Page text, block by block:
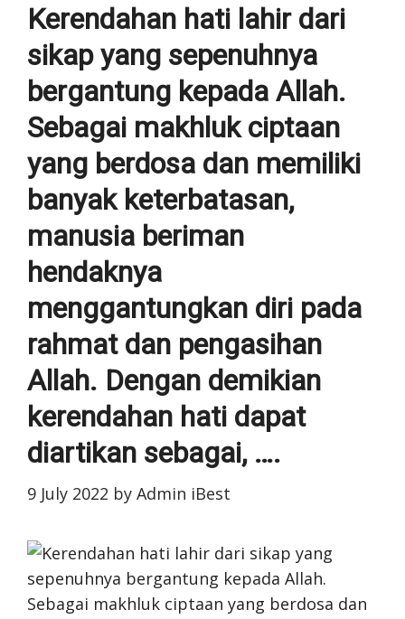
Kerendahan hati lahir dari
sikap yang sepenuhnya
bergantung kepada Allah.
Sebagai makhluk ciptaan
yang berdosa dan memiliki
banyak keterbatasan,
manusia beriman
hendaknya
menggantungkan diri pada
rahmat dan pengasihan
Allah. Dengan demikian
kerendahan hati dapat
diartikan sebagai, ….
9 July 2022 by Admin iBest